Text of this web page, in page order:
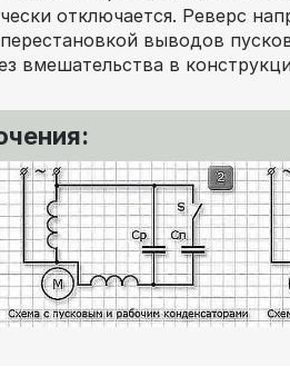
отключается. Реверс
выводов
вмешательства в